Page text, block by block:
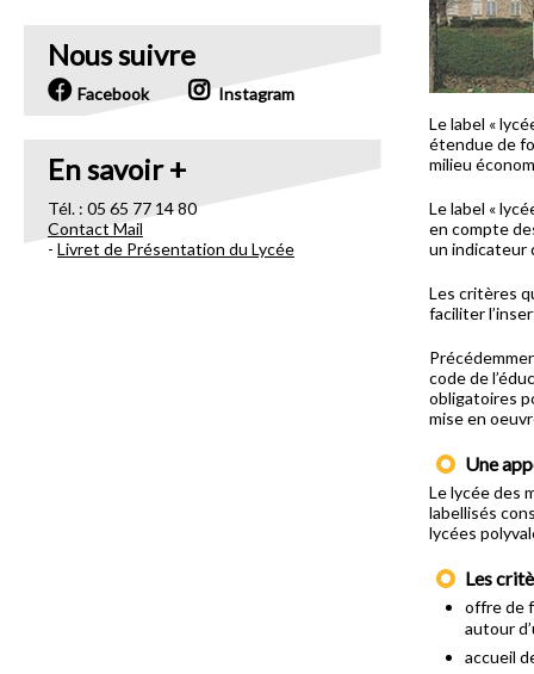
Nous suivre
Facebook Instagram
En savoir +
Tél. : 05 65 77 14 80
Contact Mail
- Livret de Présentation du Lycée
Le label «
étendue de
milieu
Le label «
en compte
un indicateur
Les critères
faciliter
code de
obligatoires
mise en
Une
Le lycée des
labellisés
lycées
Les
offre de
autour
accueil